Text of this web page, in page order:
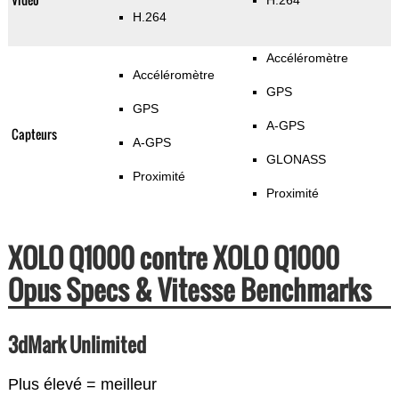
H.264
Capteurs
Accéléromètre
GPS
A-GPS
Proximité
Accéléromètre
GPS
A-GPS
GLONASS
Proximité
XOLO Q1000 contre XOLO Q1000
Opus Specs & Vitesse Benchmarks
3dMark Unlimited
Plus élevé = meilleur